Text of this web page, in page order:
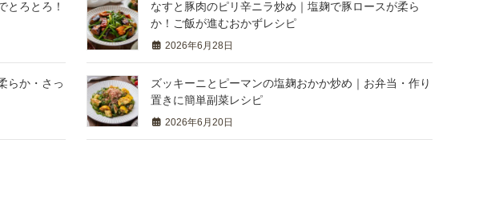
とろとろ！
なすと豚肉のピリ辛ニラ炒め｜塩麹で豚ロースが柔ら
か！ご飯が進むおかずレシピ
2026年6月28日
らか・さっ
ズッキーニとピーマンの塩麹おかか炒め｜お弁当・作り
置きに簡単副菜レシピ
2026年6月20日